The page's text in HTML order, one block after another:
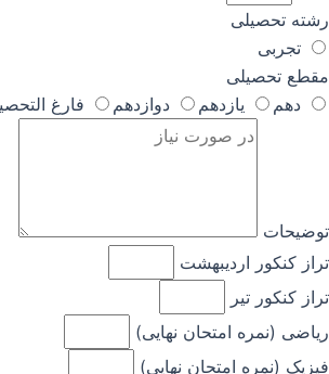
رشته تحصیلی
تجربی
مقطع تحصیلی
دهم
یازدهم دوازدهم فارغ
توضیحات
تراز کنکور اردیبهشت
تراز کنکور تیر
ریاضی (نمره امتحان نهایی)
فیزیک (نمره امتحان نهایی)